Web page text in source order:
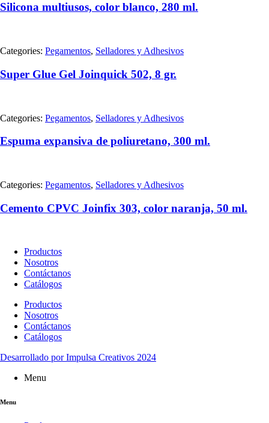
Silicona multiusos, color blanco, 280 ml.
Categories: Pegamentos, Selladores y Adhesivos
Super Glue Gel Joinquick 502, 8 gr.
Categories: Pegamentos, Selladores y Adhesivos
Espuma expansiva de poliuretano, 300 ml.
Categories: Pegamentos, Selladores y Adhesivos
Cemento CPVC Joinfix 303, color naranja, 50 ml.
Productos
Nosotros
Contáctanos
Catálogos
Productos
Nosotros
Contáctanos
Catálogos
Desarrollado por Impulsa Creativos 2024
Menu
Menu